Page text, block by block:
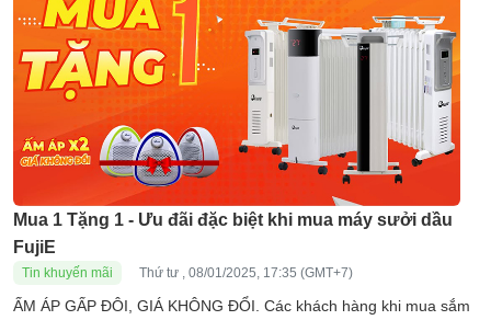
Mua 1 Tặng 1 - Ưu đãi đặc biệt khi mua máy sưởi dầu
FujiE
Tin khuyến mãi Thứ tư , 08/01/2025, 17:35 (GMT+7)
ẤM ÁP GẤP ĐÔI, GIÁ KHÔNG ĐỔI. Các khách hàng khi mua sắm